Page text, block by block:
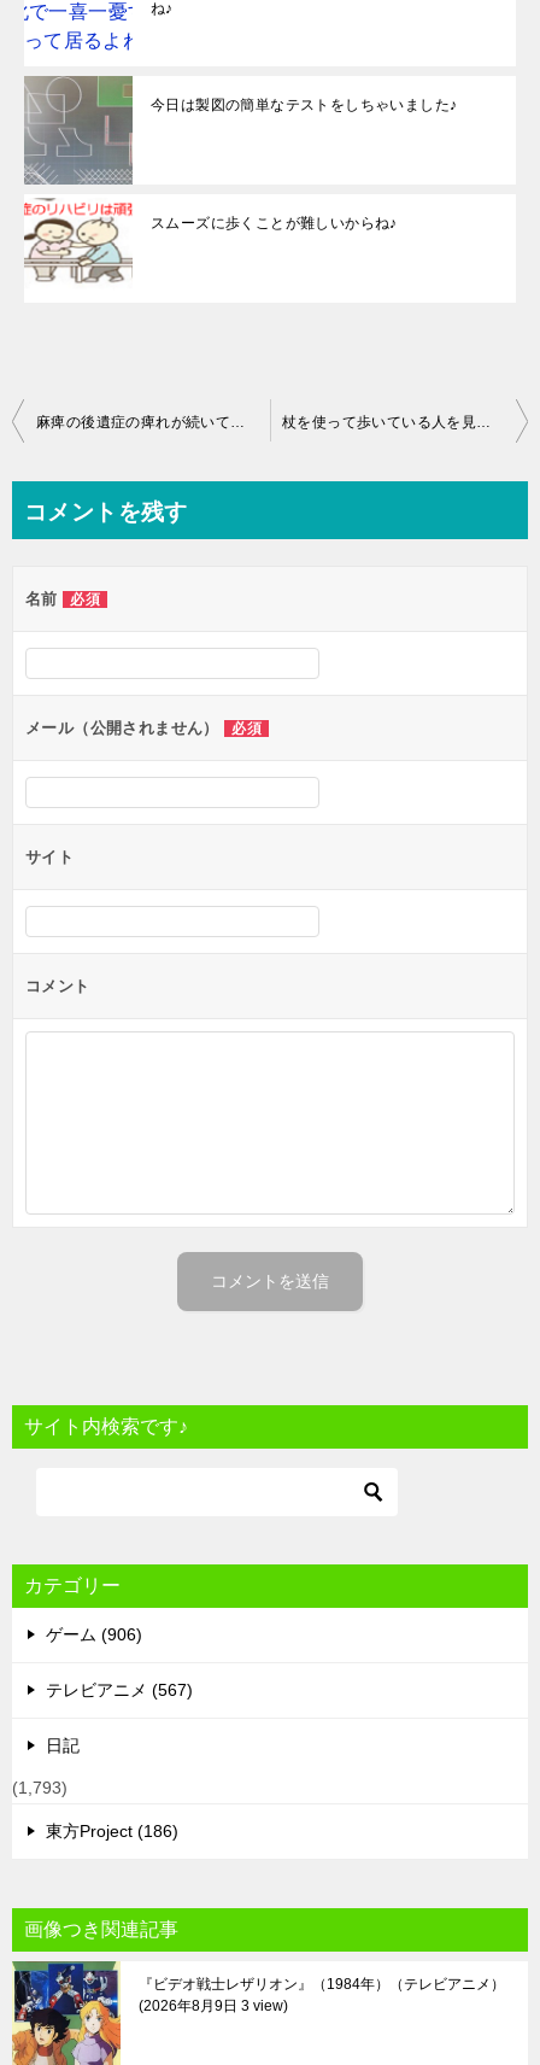
ね♪
今日は製図の簡単なテストをしちゃいました♪
スムーズに歩くことが難しいからね♪
投
ビ
ー
シ
ン
麻痺の後遺症の痺れが続いている人って多いんです・・・ 杖を使って歩いている人を見ると苦しかった頃を思いだしますね♪
コメントを残す
名前 必須
メール（公開されません） 必須
サイト
コメント
サイト内検索です♪
カテゴリー
ゲーム (906)
テレビアニメ (567)
日記
(1,793)
東方Project (186)
画像つき関連記事
『ビデオ戦士レザリオン』（1984年）（テレビアニメ）
2026年8月9日 3 view